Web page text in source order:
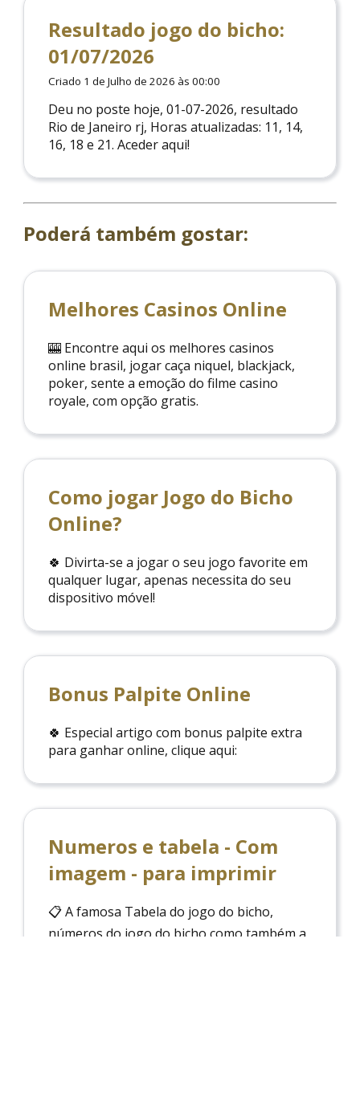
Resultado jogo do bicho:
01/07/2026
Criado 1 de Julho de 2026 às 00:00
Deu no poste hoje, 01-07-2026, resultado
Rio de Janeiro rj, Horas atualizadas: 11, 14,
16, 18 e 21. Aceder aqui!
Poderá também gostar:
Melhores Casinos Online
🎰 Encontre aqui os melhores casinos
online brasil, jogar caça niquel, blackjack,
poker, sente a emoção do filme casino
royale, com opção gratis.
Como jogar Jogo do Bicho
Online?
🍀 Divirta-se a jogar o seu jogo favorite em
qualquer lugar, apenas necessita do seu
dispositivo móvel!
Bonus Palpite Online
🍀 Especial artigo com bonus palpite extra
para ganhar online, clique aqui:
Numeros e tabela - Com
imagem - para imprimir
📋 A famosa Tabela do jogo do bicho,
números do jogo do bicho como também a